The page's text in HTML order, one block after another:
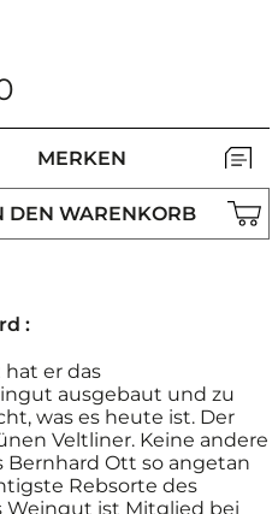
MERKEN
DEN WARENKORB
:
er das
ausgebaut und zu
was es heute ist. Der
Veltliner. Keine andere
Bernhard Ott so angetan
Rebsorte des
Weingut ist Mitglied bei